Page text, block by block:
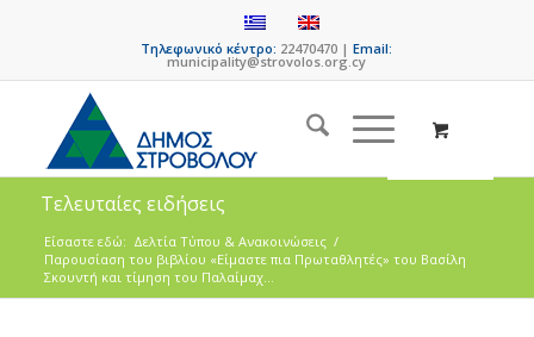
Τηλεφωνικό κέντρο: 22470470 |Email:
municipality@strovolos.org.cy
Τελευταίες ειδήσεις
Είσαστε εδώ: Δελτία Τύπου & Ανακοινώσεις /
Παρουσίαση του βιβλίου «Είμαστε πια Πρωταθλητές» του Βασίλη
Σκουντή και τίμηση του Παλαίμαχ...